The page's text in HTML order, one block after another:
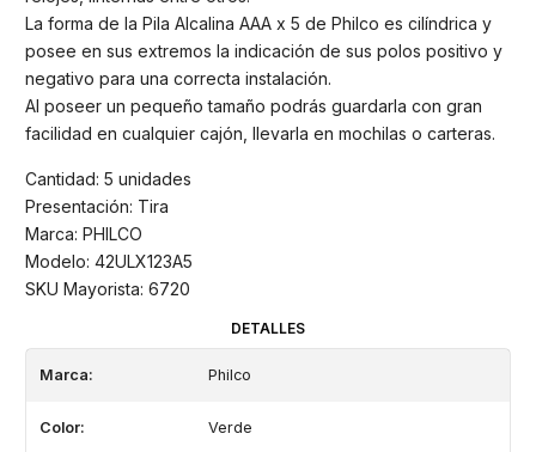
La forma de la Pila Alcalina AAA x 5 de Philco es cilíndrica y
posee en sus extremos la indicación de sus polos positivo y
negativo para una correcta instalación.
Al poseer un pequeño tamaño podrás guardarla con gran
facilidad en cualquier cajón, llevarla en mochilas o carteras.
Cantidad: 5 unidades
Presentación: Tira
Marca: PHILCO
Modelo: 42ULX123A5
SKU Mayorista: 6720
DETALLES
Marca: Philco
Color: Verde